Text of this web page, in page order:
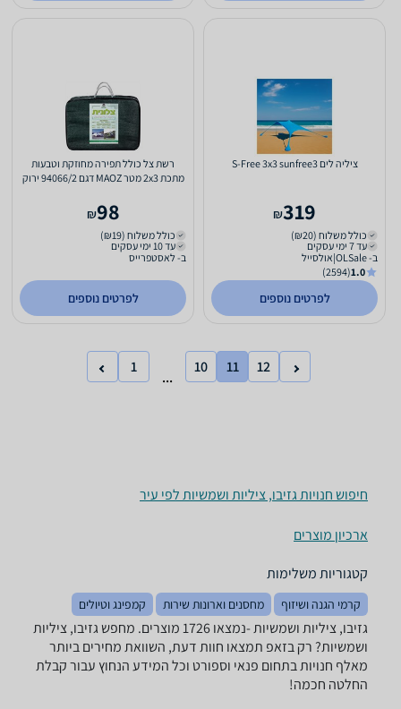
ציליה לים S-Free 3x3 sunfree3
319
₪
כולל משלוח (₪20)
עד 7 ימי עסקים
ב- OLSale|אולסייל
1.0
(2594)
לפרטים נוספים
רשת צל כולל תפירה מחוזקת וטבעות
מתכת 2x3 מטר MAOZ דגם 94066/2 ירוק
98
₪
כולל משלוח (₪19)
עד 10 ימי עסקים
ב- לאסטפרייס
לפרטים נוספים
1
...
10 11 12
חיפוש חנויות גזיבו, ציליות ושמשיות לפי עיר
ארכיון מוצרים
קטגוריות משלימות
קרמי הגנה ושיזוף מחסנים וארונות שירות קמפינג וטיולים
גזיבו, ציליות ושמשיות -נמצאו 1726 מוצרים. מחפש גזיבו, ציליות
ושמשיות? רק בזאפ תמצאו חוות דעת, השוואת מחירים ביותר
מאלף חנויות בתחום פנאי וספורט וכל המידע הנחוץ עבור קבלת
החלטה חכמה!